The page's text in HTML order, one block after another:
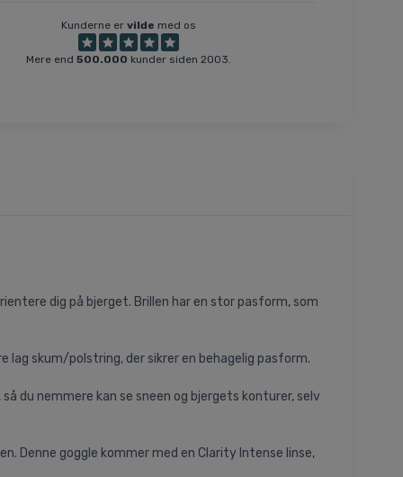
Kunderne er vilde med os
Mere end 500.000 kunder siden 2003.
dig på bjerget. Brillen har en stor pasform, som
skum/polstring, der sikrer en behagelig pasform.
du nemmere kan se sneen og bjergets konturer, selv
Denne goggle kommer med en Clarity Intense linse,